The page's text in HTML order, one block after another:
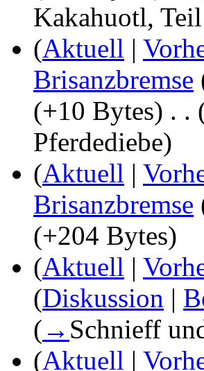
Kakahuotl,
(Aktuell |
Brisanzbremse
(+10 Bytes) . .
Pferdediebe)
(Aktuell |
Brisanzbremse
(+204 Bytes)
(Aktuell |
(Diskussion |
( → Schnieff
(Aktuell |